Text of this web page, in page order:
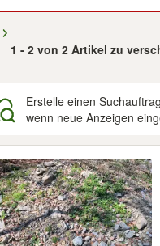
1 - 2 von 2 Artikel zu
Erstelle einen
wenn neue Anzeigen